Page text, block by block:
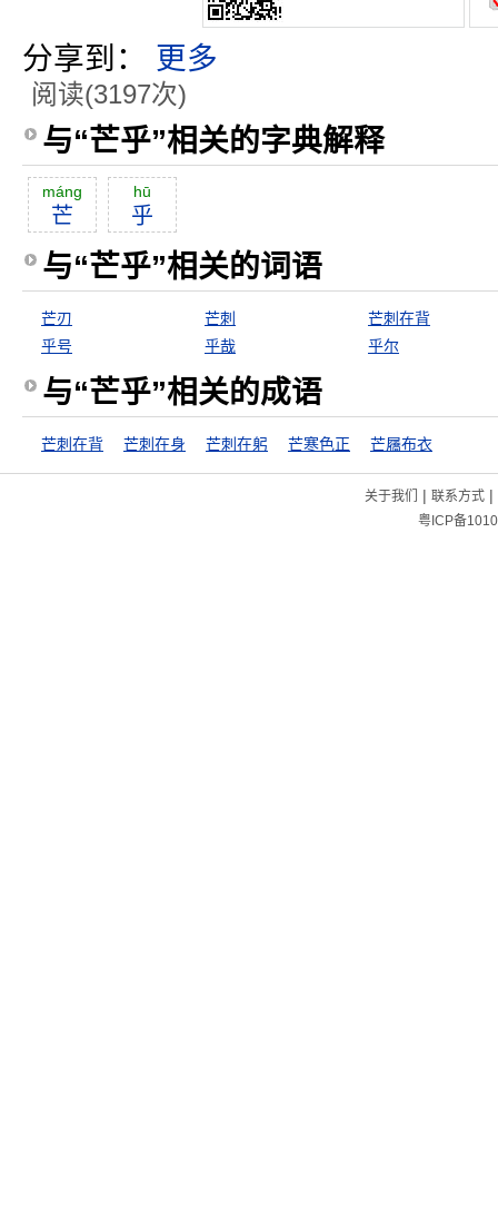
分享到： 更多
阅读(3197次)
与“芒乎”相关的字典解释
máng
芒
hū
乎
与“芒乎”相关的词语
芒刃 芒刺
芒刺在背
乎号
乎哉 乎尔
与“芒乎”相关的成语
芒刺在背 芒刺在身 芒刺在躬 芒寒色正 芒屩布衣
关于我们 | 联系方式|
粤ICP备